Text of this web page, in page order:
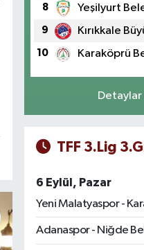
8 Yeşilyurt
9 Kırıkkale
10 Karaköprü
Detaylar
TFF 3.Lig
6 Eylül, Pazar
Yeni Malatyaspor -
Adanaspor - Niğde